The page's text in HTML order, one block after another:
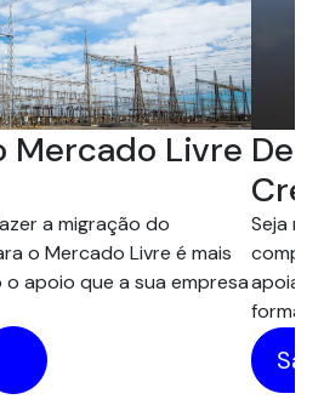
Mercado Livre
a migração do
o Mercado Livre é mais
apoio que a sua empresa
Seja
apoiam
forma